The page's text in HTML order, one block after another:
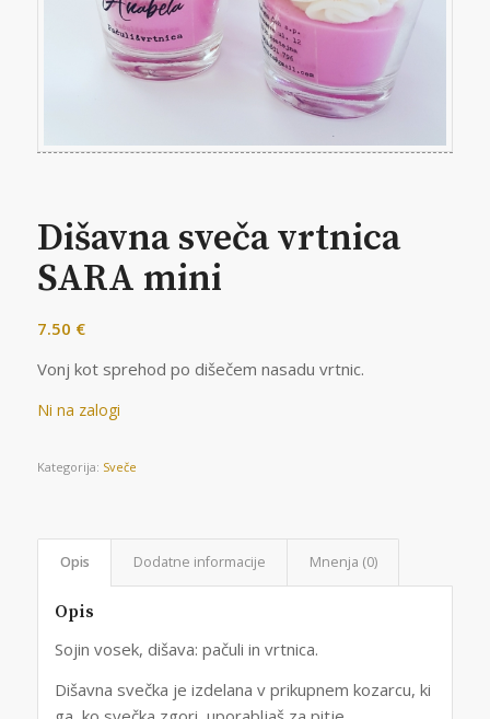
Dišavna sveča vrtnica
SARA mini
7.50 €
Vonj kot sprehod po dišečem nasadu vrtnic.
Ni na zalogi
Kategorija: Sveče
Opis Dodatne informacije Mnenja (0)
Opis
Sojin vosek, dišava: pačuli in vrtnica.
Dišavna svečka je izdelana v prikupnem kozarcu, ki